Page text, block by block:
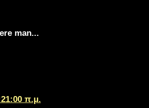
man...
π.μ.